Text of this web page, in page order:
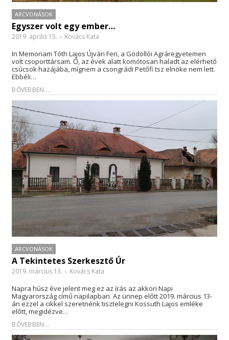
ARCVONÁSOK
Egyszer volt egy ember…
2019. április 15. Kovács Kata
In Memoriam Tóth Lajos Újvári Feri, a Gödöllói Agráregyetemen
volt csoporttársam. Ő, az évek alatt komótosan haladt az elérhető
csúcsok hazájába, mígnem a csongrádi Petőfi tsz elnöke nem lett.
Ebbéli…
BŐVEBBEN...
ARCVONÁSOK
A Tekintetes Szerkesztő Úr
2019. március 13. Kovács Kata
Napra húsz éve jelent meg ez az írás az akkori Napi
Magyarország című napilapban. Az ünnep előtt 2019. március 13-
án ezzel a cikkel szeretnénk tisztelegni Kossuth Lajos emléke
előtt, megidézve…
BŐVEBBEN...